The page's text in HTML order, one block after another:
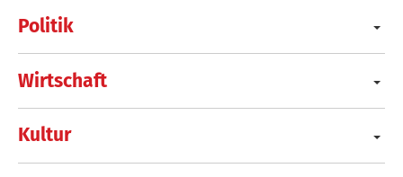
Politik
Wirtschaft
Kultur